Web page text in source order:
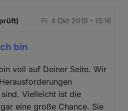
Fr. 4 Okt 2019 - 15:16
bin
voll auf Deiner Seite. Wir
Vielleicht ist die
eine große Chance. Sie